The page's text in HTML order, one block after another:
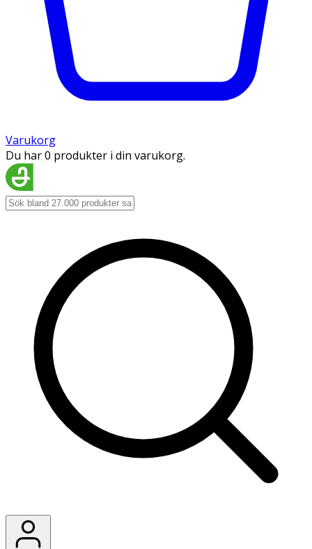
Varukorg
Du har 0 produkter i din varukorg.